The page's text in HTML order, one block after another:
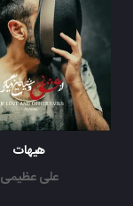
هیهات
علی عظیمی